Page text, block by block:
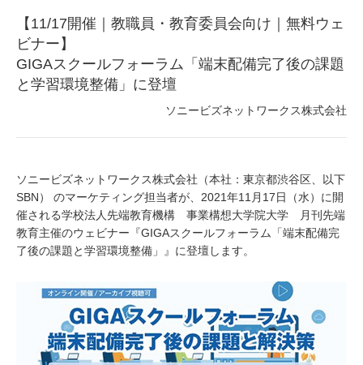
重要なお知らせ
【11/17開催｜教職員・教育委員会向け｜無料ウェ
ビナー】
GIGAスクールフォーラム「端末配備完了後の課題
と学習環境整備」に登壇
ソニービズネットワークス株式会社
ソニービズネットワークス株式会社（本社：東京都渋谷区、以下
SBN） のマーケティング担当者が、2021年11月17日（水）に開
催される学校法人先端教育機構 事業構想大学院大学 月刊先端
教育主催のウェビナー『GIGAスクールフォーラム「端末配備完
了後の課題と学習環境整備」』に登壇します。